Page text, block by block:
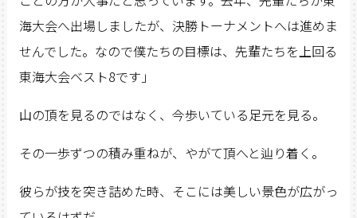
海大会へ出場しましたが、決勝トーナメントへは進めま
せんでした。なので僕たちの目標は、先輩たちを上回る
東海大会ベスト8です」
山の頂を見るのではなく、今歩いている足元を見る。
その一歩ずつの積み重ねが、やがて頂へと辿り着く。
彼らが技を突き詰めた時、そこには美しい景色が広がっ